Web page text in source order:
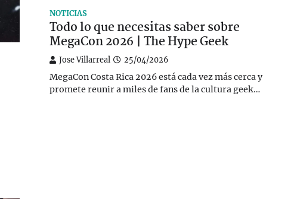
NOTICIAS
Todo lo que necesitas saber sobre
MegaCon 2026 | The Hype Geek
Jose Villarreal 25/04/2026
MegaCon Costa Rica 2026 está cada vez más cerca y
promete reunir a miles de fans de la cultura geek…